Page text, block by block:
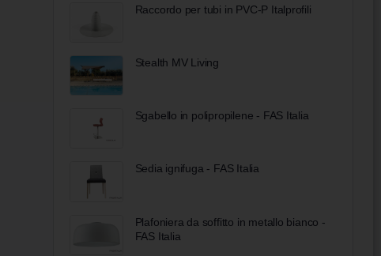
mm
Raccordo per tubi in PVC-P Italprofili
Stealth MV Living
Sgabello in polipropilene - FAS Italia
Sedia ignifuga - FAS Italia
Plafoniera da soffitto in metallo bianco -
FAS Italia